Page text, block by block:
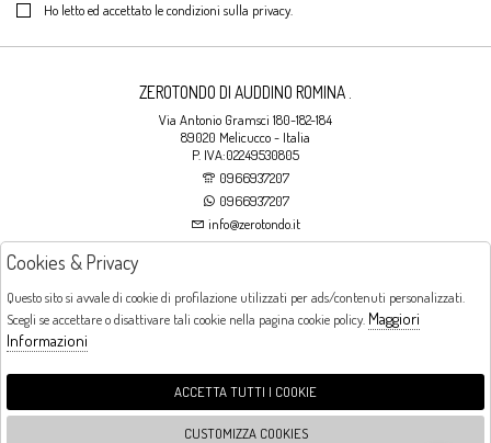
Ho letto ed accettato le condizioni sulla privacy.
ZEROTONDO DI AUDDINO ROMINA .
Via Antonio Gramsci 180-182-184
89020 Melicucco - Italia
P. IVA:02249530805
0966937207
0966937207
info@zerotondo.it
Orari di apertura
LUNEDI: CHIUSO LA MATTINA - DALLE 16:00 ALLE 20:00 DAL MARTEDI AL
Cookies & Privacy
Questo sito si avvale di cookie di profilazione utilizzati per ads/contenuti personalizzati.
Scegli se accettare o disattivare tali cookie nella pagina cookie policy. Maggiori
Informazioni
ACCETTA TUTTI I COOKIE
CUSTOMIZZA COOKIES